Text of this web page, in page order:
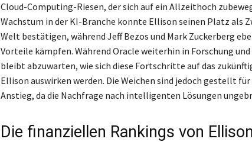
Cloud-Computing-Riesen, der sich auf ein Allzeithoch
Wachstum in der KI-Branche konnte Ellison seinen Platz als
Welt bestätigen, während Jeff Bezos und Mark Zuckerberg
Vorteile kämpfen. Während Oracle weiterhin in Forschung
bleibt abzuwarten, wie sich diese Fortschritte auf das
Ellison auswirken werden. Die Weichen sind jedoch gestellt
Anstieg, da die Nachfrage nach intelligenten Lösungen
Die finanziellen Rankings von Ellison